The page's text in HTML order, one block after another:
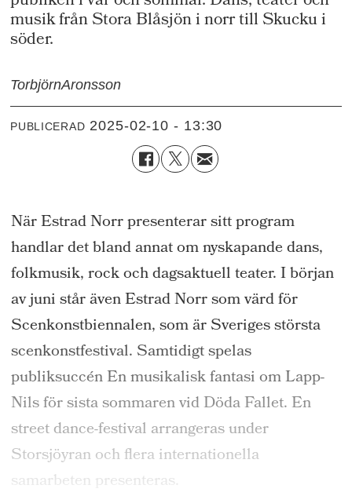
musik från Stora Blåsjön i norr till Skucku i
söder.
TorbjörnAronsson
PUBLICERAD 2025-02-10 - 13:30
När Estrad Norr presenterar sitt program
handlar det bland annat om nyskapande dans,
folkmusik, rock och dagsaktuell teater. I början
av juni står även Estrad Norr som värd för
Scenkonstbiennalen, som är Sveriges största
scenkonstfestival. Samtidigt spelas
publiksuccén En musikalisk fantasi om Lapp-
Nils för sista sommaren vid Döda Fallet. En
street dance-festival arrangeras under
Storsjöyran och flera internationella
samarbeten presenteras.